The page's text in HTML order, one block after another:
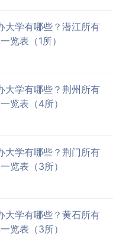
大学有哪些？潜江所有
览表（1所）
大学有哪些？荆州所有
览表（4所）
大学有哪些？荆门所有
览表（3所）
大学有哪些？黄石所有
览表（3所）